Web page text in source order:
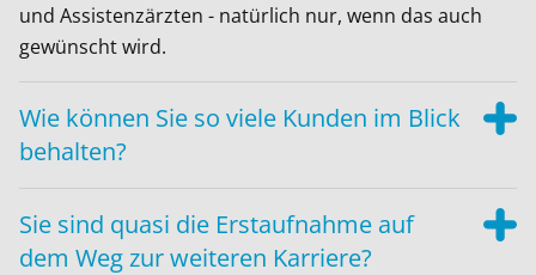
und Assistenzärzten - natürlich nur, wenn das auch
gewünscht wird.
Wie können Sie so viele Kunden im Blick
behalten?
Sie sind quasi die Erstaufnahme auf
dem Weg zur weiteren Karriere?